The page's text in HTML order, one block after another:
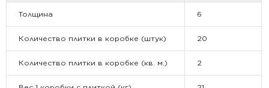
Толщина 6
Количество плитки в коробке (штук) 20
Количество плитки в коробке (кв. м.) 2